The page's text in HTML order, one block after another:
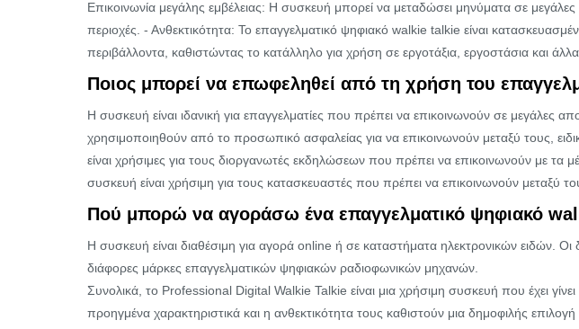
Επικοινωνία μεγάλης εμβέλειας: Η συσκευή μπορεί να μεταδώσει μηνύματα σε
περιοχές. - Ανθεκτικότητα: Το επαγγελματικό ψηφιακό walkie talkie είναι
περιβάλλοντα, καθιστώντας το κατάλληλο για χρήση σε εργοτάξια, εργοστάσια και
Ποιος μπορεί να επωφεληθεί από τη χρήση του
Η συσκευή είναι ιδανική για επαγγελματίες που πρέπει να επικοινωνούν σε
χρησιμοποιηθούν από το προσωπικό ασφαλείας για να επικοινωνούν μεταξύ τους,
είναι χρήσιμες για τους διοργανωτές εκδηλώσεων που πρέπει να επικοινωνούν με
συσκευή είναι χρήσιμη για τους κατασκευαστές που πρέπει να επικοινωνούν μεταξύ
Πού μπορώ να αγοράσω ένα επαγγελματικό ψηφιακό
Η συσκευή είναι διαθέσιμη για αγορά online ή σε καταστήματα ηλεκτρονικών ειδών.
διάφορες μάρκες επαγγελματικών ψηφιακών ραδιοφωνικών μηχανών.
Συνολικά, το Professional Digital Walkie Talkie είναι μια χρήσιμη συσκευή που έχει
προηγμένα χαρακτηριστικά και η ανθεκτικότητα τους καθιστούν μια δημοφιλής